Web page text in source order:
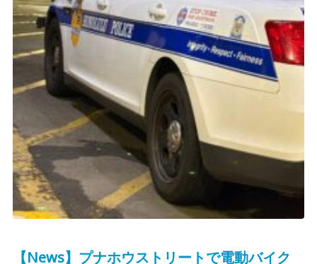
【News】プナホウストリートで電動バイク